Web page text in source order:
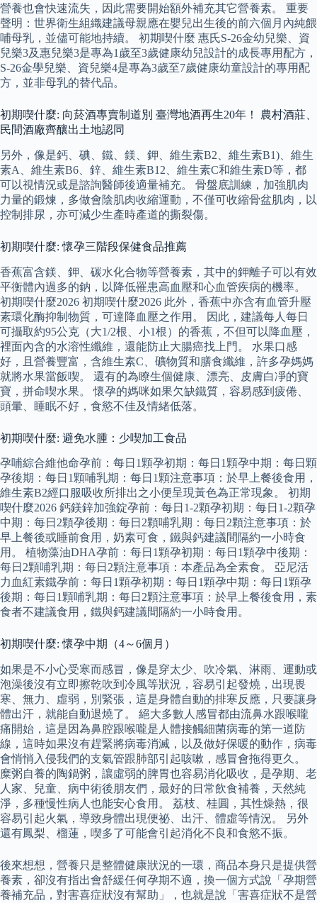
營養也會快速流失，因此需要開始額外補充其它營養素。 重要
聲明：世界衛生組織建議母親應在嬰兒出生後的前六個月內純餵
哺母乳，並儘可能地持續。 初期喫什麼 惠氏S-26金幼兒樂、資
兒樂3及惠兒樂3是專為1歲至3歲健康幼兒設計的成長專用配方，
S-26金學兒樂、資兒樂4是專為3歲至7歲健康幼童設計的專用配
方，並非母乳的替代品。
初期喫什麼: 向菸酒專賣制道別 臺灣地酒再生20年！ 農村酒莊、
民間酒廠齊釀出土地認同
另外，像是鈣、碘、鐵、鎂、鉀、維生素B2、維生素B1)、維生
素A、維生素B6、鋅、維生素B12、維生素C和維生素D等，都
可以視情況或是諮詢醫師後適量補充。 骨盤底訓練，加強肌肉
力量的鍛煉，多做會陰肌肉收縮運動，不僅可收縮骨盆肌肉，以
控制排尿，亦可減少生產時產道的撕裂傷。
初期喫什麼: 懷孕三階段保健食品推薦
香蕉富含鎂、鉀、碳水化合物等營養素，其中的鉀離子可以有效
平衡體內過多的鈉，以降低罹患高血壓和心血管疾病的機率。
初期喫什麼2026 初期喫什麼2026 此外，香蕉中亦含有血管升壓
素環化酶抑制物質，可達降血壓之作用。 因此，建議每人每日
可攝取約95公克（大1/2根、小1根）的香蕉，不但可以降血壓，
裡面內含的水溶性纖維，還能防止大腸癌找上門。 水果口感
好，且營養豐富，含維生素C、礦物質和膳食纖維，許多孕媽媽
就將水果當飯喫。 還有的為瞭生個健康、漂亮、皮膚白凈的寶
寶，拼命喫水果。 懷孕的媽咪如果欠缺鐵質，容易感到疲倦、
頭暈、睡眠不好，食慾不佳及情緒低落。
初期喫什麼: 避免水腫：少喫加工食品
孕哺綜合維他命孕前：每日1顆孕初期：每日1顆孕中期：每日顆
孕後期：每日1顆哺乳期：每日1顆注意事項：於早上餐後食用，
維生素B2經口服吸收所排出之小便呈現黃色為正常現象。 初期
喫什麼2026 鈣鎂鋅加強錠孕前：每日1-2顆孕初期：每日1-2顆孕
中期：每日2顆孕後期：每日2顆哺乳期：每日2顆注意事項：於
早上餐後或睡前食用，奶素可食，鐵與鈣建議間隔約一小時食
用。 植物藻油DHA孕前：每日1顆孕初期：每日1顆孕中後期：
每日2顆哺乳期：每日2顆注意事項：本產品為全素食。 亞尼活
力血紅素鐵孕前：每日1顆孕初期：每日1顆孕中期：每日1顆孕
後期：每日1顆哺乳期：每日2顆注意事項：於早上餐後食用，素
食者不建議食用，鐵與鈣建議間隔約一小時食用。
初期喫什麼: 懷孕中期（4～6個月）
如果是不小心受寒而感冒，像是穿太少、吹冷氣、淋雨、運動或
泡澡後沒有立即擦乾吹到冷風等狀況，容易引起發燒，出現畏
寒、無力、虛弱，別緊張，這是身體自動的排寒反應，只要讓身
體出汗，就能自動退燒了。 絕大多數人感冒都由流鼻水跟喉嚨
痛開始，這是因為鼻腔跟喉嚨是人體接觸細菌病毒的第一道防
線，這時如果沒有趕緊將病毒消滅，以及做好保暖的動作，病毒
會悄悄入侵我們的支氣管跟肺部引起咳嗽，感冒會拖得更久。
糜粥自養的陶鍋粥，讓虛弱的脾胃也容易消化吸收，是孕期、老
人家、兒童、病中術後朋友們，最好的日常飲食補養，天然純
淨，多種慢性病人也能安心食用。 荔枝、桂圓，其性燥熱，很
容易引起火氣，導致身體出現便祕、出汗、體虛等情況。 另外
還有鳳梨、榴蓮，喫多了可能會引起消化不良和食慾不振。
後來想想，營養只是整體健康狀況的一環，商品本身只是提供營
養素，卻沒有指出會舒緩任何孕期不適，換一個方式說「孕期營
養補充品，對害喜症狀沒有幫助」，也就是說「害喜症狀不是營